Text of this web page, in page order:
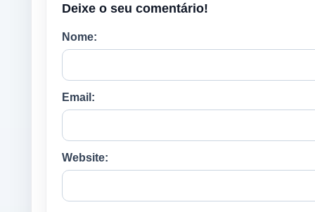
Deixe o seu comentário!
Nome:
Email:
Website: